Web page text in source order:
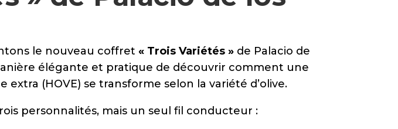
le nouveau coffret« Trois Variétés » de Palacio de
élégante et pratique de découvrir comment une
extra (HOVE) se transforme selon la variété d’olive.
personnalités, mais un seul fil conducteur :